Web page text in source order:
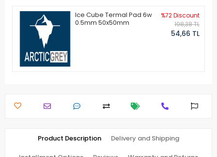
Ice Cube Termal Pad 6w
0.5mm 50x50mm
%72 Discount
198,38 TL
54,66 TL
Product Description Delivery and Shipping